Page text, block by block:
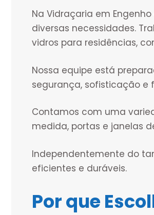
Na Vidraçaria em
diversas necessidades.
vidros para residências,
Nossa equipe está
segurança, sofisticação e
Contamos com uma
medida, portas e janelas
Independentemente do
eficientes e duráveis.
Por que